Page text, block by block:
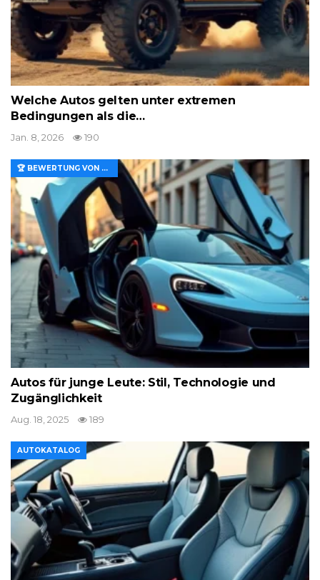
Welche Autos gelten unter extremen
Bedingungen als die…
Jan. 8, 2026 190
🏆 BEWERTUNG VON MERKMALEN UND WERT
Autos für junge Leute: Stil, Technologie und
Zugänglichkeit
Aug. 18, 2025 189
AUTOKATALOG